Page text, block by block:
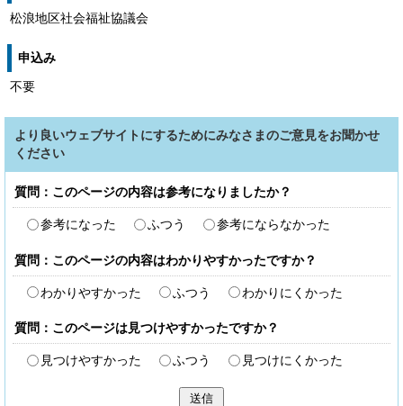
松浪地区社会福祉協議会
申込み
不要
より良いウェブサイトにするためにみなさまのご意見をお聞かせ
ください
質問：このページの内容は参考になりましたか？
参考になった ふつう 参考にならなかった
質問：このページの内容はわかりやすかったですか？
わかりやすかった ふつう わかりにくかった
質問：このページは見つけやすかったですか？
見つけやすかった ふつう 見つけにくかった
送信